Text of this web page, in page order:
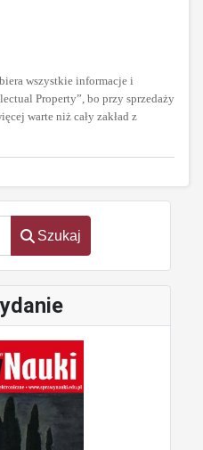
Szukaj
wszystkie informacje i
Property”, bo przy sprzedaży
warte niż cały zakład z